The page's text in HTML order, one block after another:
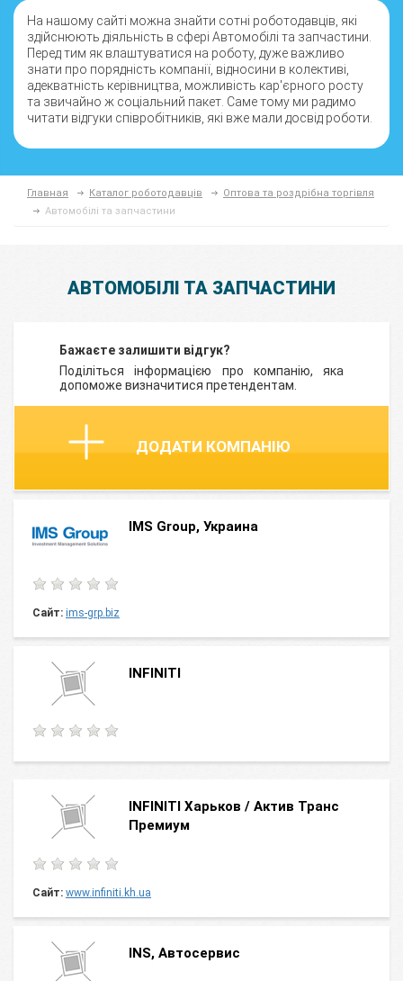
На нашому сайті можна знайти сотні роботодавців, які
здійснюють діяльність в сфері Автомобілі та запчастини.
Перед тим як влаштуватися на роботу, дуже важливо
знати про порядність компанії, відносини в колективі,
адекватність керівництва, можливість кар'єрного росту
та звичайно ж соціальний пакет. Саме тому ми радимо
читати відгуки співробітників, які вже мали досвід роботи.
Главная Каталог роботодавців
Оптова та роздрібна торгівля
Автомобілі та запчастини
АВТОМОБІЛІ ТА ЗАПЧАСТИНИ
Бажаєте залишити відгук?
Поділіться інформацією про компанію, яка
допоможе визначитися претендентам.
ДОДАТИ КОМПАНІЮ
IMS Group, Украина
Сайт: ims-grp.biz
INFINITI
INFINITI Харьков / Актив Транс
Премиум
Сайт: www.infiniti.kh.ua
INS, Автосервис